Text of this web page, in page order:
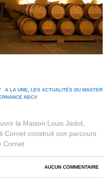
/ A LA UNE, LES ACTUALITÉS DU MASTER
M2CV
la Maison Louis Jadot,
Cornet construit son parcours
Cornet
AUCUN COMMENTAIRE